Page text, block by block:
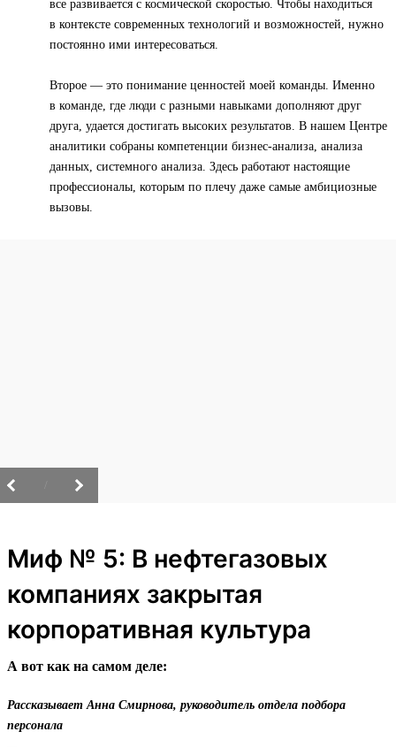
все развивается с космической скоростью. Чтобы находиться
в контексте современных технологий и возможностей, нужно
постоянно ими интересоваться.
Второе — это понимание ценностей моей команды. Именно
в команде, где люди с разными навыками дополняют друг
друга, удается достигать высоких результатов. В нашем Центре
аналитики собраны компетенции бизнес-анализа, анализа
данных, системного анализа. Здесь работают настоящие
профессионалы, которым по плечу даже самые амбициозные
вызовы.
Миф № 5: В нефтегазовых
компаниях закрытая
корпоративная культура
А вот как на самом деле:
Рассказывает Анна Смирнова, руководитель отдела подбора
персонала